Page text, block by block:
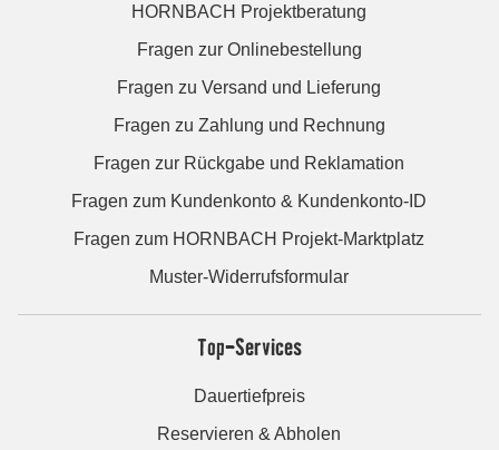
HORNBACH Projektberatung
Fragen zur Onlinebestellung
Fragen zu Versand und Lieferung
Fragen zu Zahlung und Rechnung
Fragen zur Rückgabe und Reklamation
Fragen zum Kundenkonto & Kundenkonto-ID
Fragen zum HORNBACH Projekt-Marktplatz
Muster-Widerrufsformular
Top-Services
Dauertiefpreis
Reservieren & Abholen